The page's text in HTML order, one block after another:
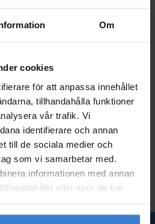
Om
cookies
för att anpassa innehållet
tillhandahålla funktioner
vår trafik. Vi
identifierare och annan
till de sociala medier och
som vi samarbetar med.
informationen med annan
eller som de har
Lägg till i favoriter
Siffra Vinyl 0-9, 50mm,
Svart, 2st, Habo 16926
111